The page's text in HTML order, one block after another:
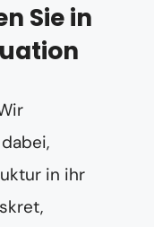
Sie in
in ihr